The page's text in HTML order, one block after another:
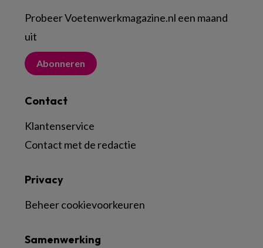
Probeer Voetenwerkmagazine.nl een maand
uit
Abonneren
Contact
Klantenservice
Contact met de redactie
Samenwerking
Privacy
Beheer cookievoorkeuren